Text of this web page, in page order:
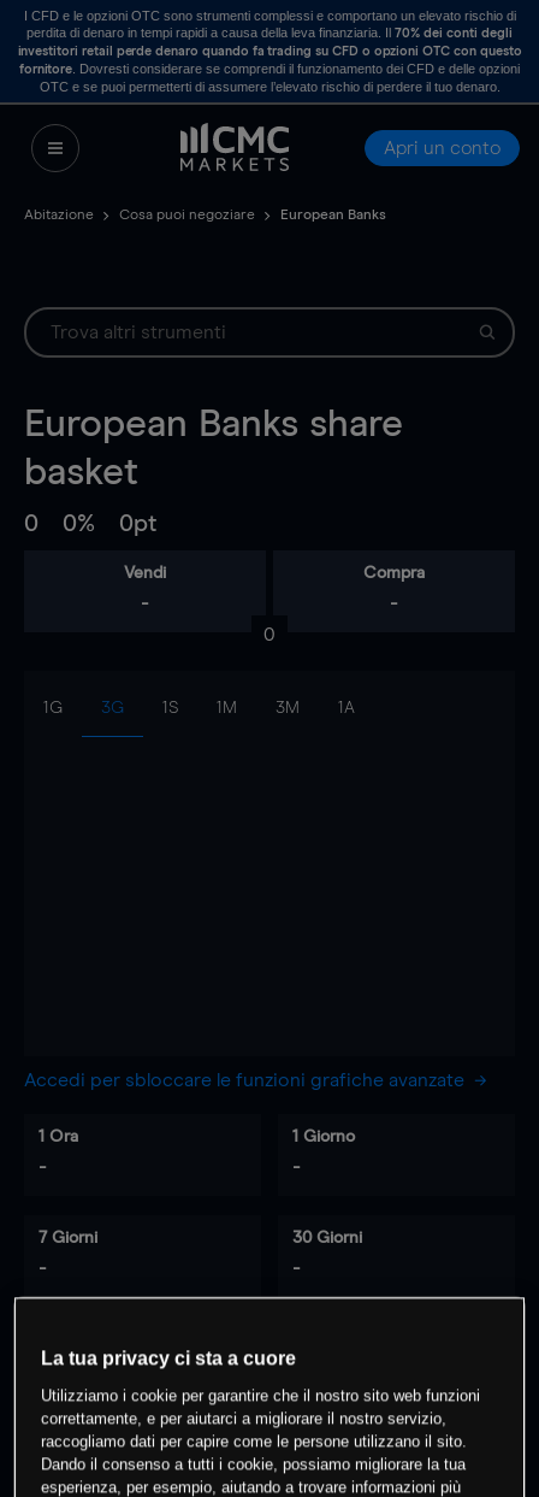
I CFD e le opzioni OTC sono strumenti complessi e comportano un elevato rischio di
perdita di denaro in tempi rapidi a causa della leva finanziaria. Il70% dei conti degli
investitori retail perde denaro quando fa trading su CFD o opzioni OTC con questo
fornitore . Dovresti considerare se comprendi il funzionamento dei CFD e delle opzioni
OTC e se puoi permetterti di assumere l’elevato rischio di perdere il tuo denaro.
Apri un conto
Abitazione Cosa puoi negoziare European Banks
European Banks share
basket
0 0% 0pt
Vendi
-
Compra
-
0
1G 3G 1S 1M 3M 1A
Accedi per sbloccare le funzioni grafiche avanzate
1 Ora
-
1 Giorno
-
7 Giorni
-
30 Giorni
-
0 % dei clienti hanno posizioni
questo prodotto
Fai trading
La tua privacy ci sta a cuore
Utilizziamo i cookie per garantire che il nostro sito web funzioni
correttamente, e per aiutarci a migliorare il nostro servizio,
raccogliamo dati per capire come le persone utilizzano il sito.
Dando il consenso a tutti i cookie, possiamo migliorare la tua
esperienza, per esempio, aiutando a trovare informazioni più